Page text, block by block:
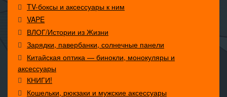
TV-боксы и аксессуары к ним
VAPE
ВЛОГ/Истории из Жизни
Зарядки, павербанки, солнечные панели
Китайская оптика — бинокли, монокуляры и
аксессуары
КНИГИ!
Кошельки, рюкзаки и мужские аксессуары